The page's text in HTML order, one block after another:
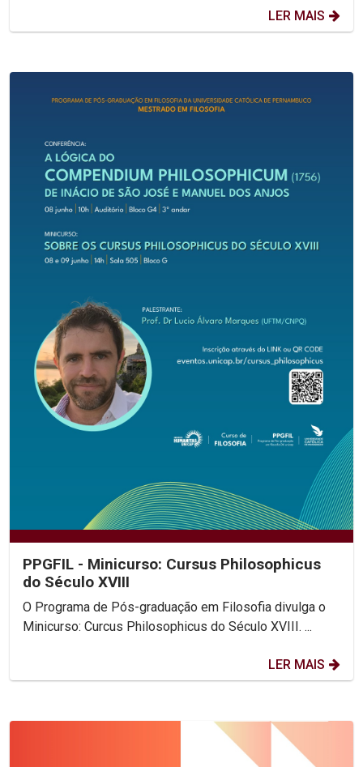
LER MAIS
PPGFIL - Minicurso: Cursus Philosophicus
do Século XVIII
O Programa de Pós-graduação em Filosofia divulga o
Minicurso: Curcus Philosophicus do Século XVIII. ...
LER MAIS